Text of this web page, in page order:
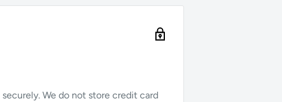
We do not store credit card